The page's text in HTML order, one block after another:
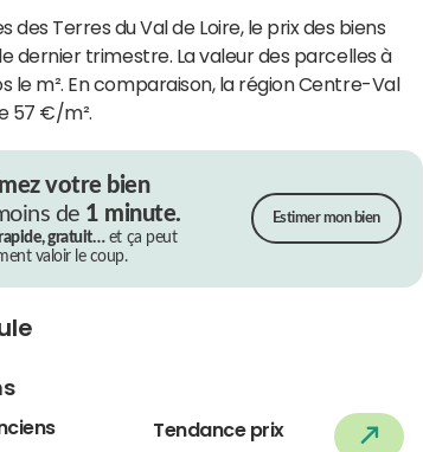
Terres du Val de Loire, le prix des biens
dernier trimestre. La valeur des parcelles à
le m². En comparaison, la région Centre-Val
57 €/m².
votre bien
de 1 minute.
rapide, gratuit…et ça peut
valoir le coup.
Estimer mon bien
Tendance prix